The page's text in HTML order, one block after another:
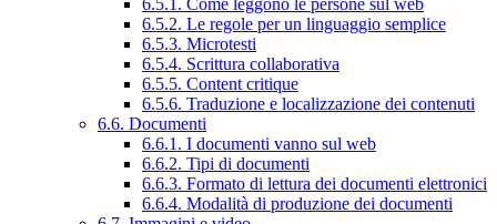
6.5.2. Le regole per un linguaggio semplice
6.5.3. Microtesti
6.5.4. Scrittura collaborativa
6.5.5. Content critique
6.5.6. Traduzione e localizzazione dei contenuti
6.6. Documenti
6.6.1. I documenti vanno sul web
6.6.2. Tipi di documenti
6.6.3. Formato di lettura dei documenti elettronici
6.6.4. Modalità di produzione dei documenti